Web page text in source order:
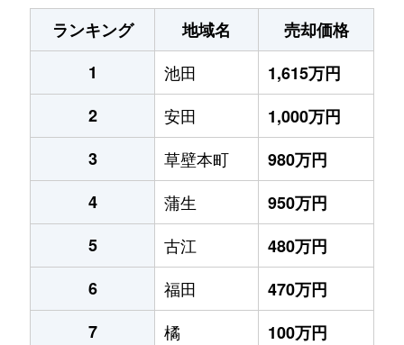
ランキング
地域名
売却価格
1
池田
1,615万円
2
安田
1,000万円
3
草壁本町
980万円
4
蒲生
950万円
5
古江
480万円
6
福田
470万円
7
橘
100万円